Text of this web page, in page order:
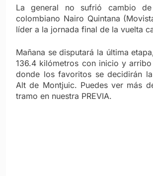
La general no sufrió cambio
colombiano Nairo Quintana
líder a la jornada final de la vuelta
Mañana se disputará la última
136.4 kilómetros con inicio y arribo
donde los favoritos se decidirán
Alt de Montjuic. Puedes ver más
tramo en nuestra PREVIA.